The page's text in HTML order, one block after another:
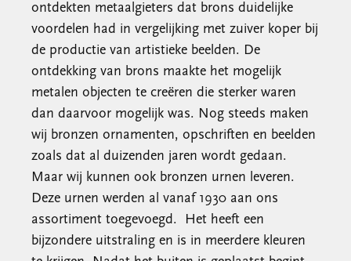
ontdekten metaalgieters dat brons duidelijke
voordelen had in vergelijking met zuiver koper bij
de productie van artistieke beelden. De
ontdekking van brons maakte het mogelijk
metalen objecten te creëren die sterker waren
dan daarvoor mogelijk was. Nog steeds maken
wij bronzen ornamenten, opschriften en beelden
zoals dat al duizenden jaren wordt gedaan.
Maar wij kunnen ook bronzen urnen leveren.
Deze urnen werden al vanaf 1930 aan ons
assortiment toegevoegd. Het heeft een
bijzondere uitstraling en is in meerdere kleuren